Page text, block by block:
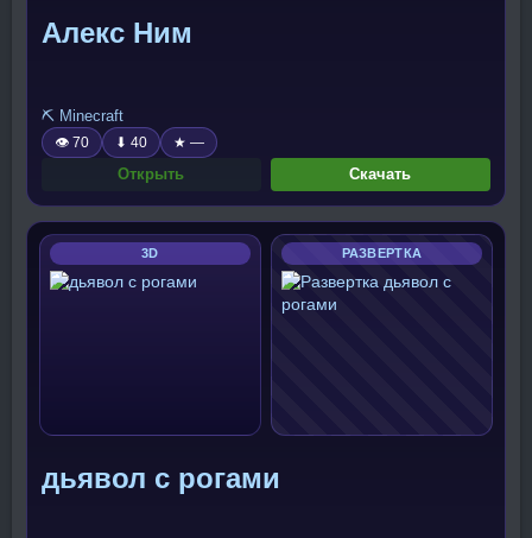
Алекс Ним
⛏️ Minecraft
👁 70 ⬇ 40 ★ —
Открыть Скачать
3D РАЗВЕРТКА
дьявол с рогами